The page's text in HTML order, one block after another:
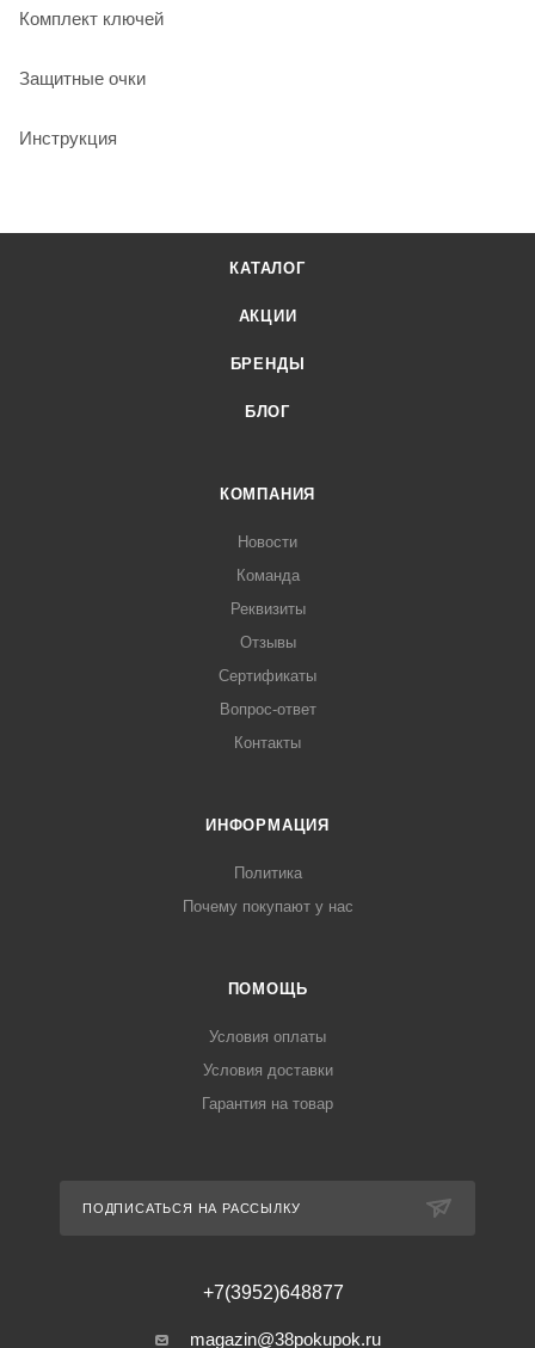
Комплект ключей
Защитные очки
Инструкция
КАТАЛОГ
АКЦИИ
БРЕНДЫ
БЛОГ
КОМПАНИЯ
Новости
Команда
Реквизиты
Отзывы
Сертификаты
Вопрос-ответ
Контакты
ИНФОРМАЦИЯ
Политика
Почему покупают у нас
ПОМОЩЬ
Условия оплаты
Условия доставки
Гарантия на товар
ПОДПИСАТЬСЯ НА РАССЫЛКУ
+7(3952)648877
magazin@38pokupok.ru